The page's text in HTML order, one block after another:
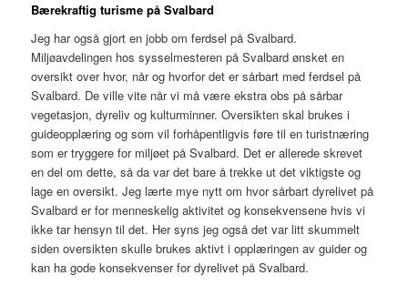
Bærekraftig turisme på Svalbard
Jeg har også gjort en jobb om ferdsel på Svalbard.
Miljøavdelingen hos sysselmesteren på Svalbard ønsket en
oversikt over hvor, når og hvorfor det er sårbart med ferdsel på
Svalbard. De ville vite når vi må være ekstra obs på sårbar
vegetasjon, dyreliv og kulturminner. Oversikten skal brukes i
guideopplæring og som vil forhåpentligvis føre til en turistnæring
som er tryggere for miljøet på Svalbard. Det er allerede skrevet
en del om dette, så da var det bare å trekke ut det viktigste og
lage en oversikt. Jeg lærte mye nytt om hvor sårbart dyrelivet på
Svalbard er for menneskelig aktivitet og konsekvensene hvis vi
ikke tar hensyn til det. Her syns jeg også det var litt skummelt
siden oversikten skulle brukes aktivt i opplæringen av guider og
kan ha gode konsekvenser for dyrelivet på Svalbard.